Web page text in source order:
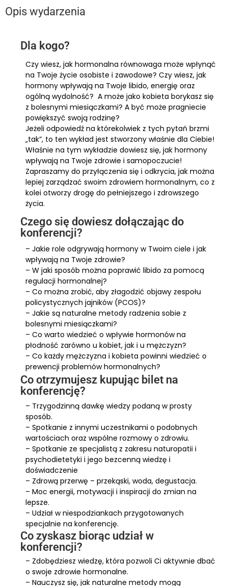
Opis wydarzenia
Dla kogo?
Czy wiesz, jak hormonalna równowaga może wpłynąć
na Twoje życie osobiste i zawodowe? Czy wiesz, jak
hormony wpływają na Twoje libido, energię oraz
ogólną wydolność? A może jako kobieta borykasz się
z bolesnymi miesiączkami? A być może pragniecie
powiększyć swoją rodzinę?
Jeżeli odpowiedź na którekolwiek z tych pytań brzmi
„tak”, to ten wykład jest stworzony właśnie dla Ciebie!
Właśnie na tym wykładzie dowiesz się, jak hormony
wpływają na Twoje zdrowie i samopoczucie!
Zapraszamy do przyłączenia się i odkrycia, jak można
lepiej zarządzać swoim zdrowiem hormonalnym, co z
kolei otworzy drogę do pełniejszego i zdrowszego
życia.
Czego się dowiesz dołączając do
konferencji?
– Jakie role odgrywają hormony w Twoim ciele i jak
wpływają na Twoje zdrowie?
– W jaki sposób można poprawić libido za pomocą
regulacji hormonalnej?
– Co można zrobić, aby złagodzić objawy zespołu
policystycznych jajników (PCOS)?
– Jakie są naturalne metody radzenia sobie z
bolesnymi miesiączkami?
– Co warto wiedzieć o wpływie hormonów na
płodność zarówno u kobiet, jak i u mężczyzn?
– Co każdy mężczyzna i kobieta powinni wiedzieć o
prewencji problemów hormonalnych?
Co otrzymujesz kupując bilet na
konferencję?
– Trzygodzinną dawkę wiedzy podaną w prosty
sposób.
– Spotkanie z innymi uczestnikami o podobnych
wartościach oraz wspólne rozmowy o zdrowiu.
– Spotkanie ze specjalistą z zakresu naturopatii i
psychodietetyki i jego bezcenną wiedzę i
doświadczenie
– Zdrową przerwę – przekąski, woda, degustacja.
– Moc energii, motywacji i inspiracji do zmian na
lepsze.
– Udział w niespodziankach przygotowanych
specjalnie na konferencję.
Co zyskasz biorąc udział w
konferencji?
– Zdobędziesz wiedzę, która pozwoli Ci aktywnie dbać
o swoje zdrowie hormonalne.
– Nauczysz się, jak naturalne metody mogą